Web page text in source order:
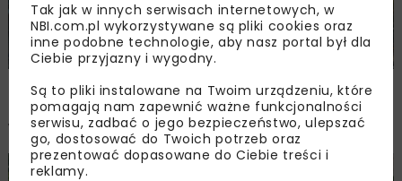
Postępy prac przy budowie torowiska
tramwajowego na Marszałkowskiej
w Warszawie
Tak jak w innych serwisach internetowych, w
NBI.com.pl wykorzystywane są pliki cookies oraz
inne podobne technologie, aby nasz portal był dla
Ciebie przyjazny i wygodny.
Są to pliki instalowane na Twoim urządzeniu, które
pomagają nam zapewnić ważne funkcjonalności
serwisu, zadbać o jego bezpieczeństwo, ulepszać
go, dostosować do Twoich potrzeb oraz
prezentować dopasowane do Ciebie treści i
reklamy.